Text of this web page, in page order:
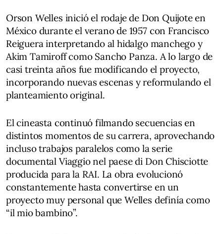
Orson Welles inició el rodaje de Don Quijote en
México durante el verano de 1957 con Francisco
Reiguera interpretando al hidalgo manchego y
Akim Tamiroff como Sancho Panza. A lo largo de
casi treinta años fue modificando el proyecto,
incorporando nuevas escenas y reformulando el
planteamiento original.
El cineasta continuó filmando secuencias en
distintos momentos de su carrera, aprovechando
incluso trabajos paralelos como la serie
documental Viaggio nel paese di Don Chisciotte
producida para la RAI. La obra evolucionó
constantemente hasta convertirse en un
proyecto muy personal que Welles definía como
“il mio bambino”.